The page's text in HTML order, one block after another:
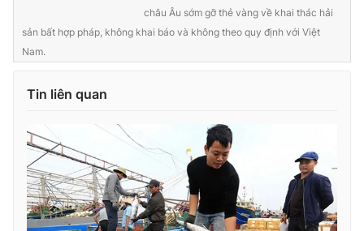
VTV Sức khoẻ Bất động sản
VTV4 Vươn mình bằng AI
VTV9 VTV8
Liên hệ tòa soạn English
châu Âu sớm gỡ thẻ vàng về khai thác hải
sản bất hợp pháp, không khai báo và không theo quy định với Việt
Nam.
Tin liên quan